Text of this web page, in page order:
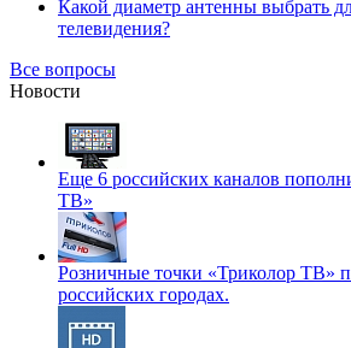
Какой диаметр антенны выбрать
телевидения?
Все вопросы
Новости
Еще 6 российских каналов
ТВ»
Розничные точки «Триколор ТВ»
российских городах.